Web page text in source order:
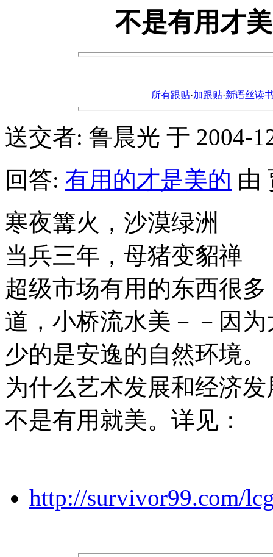
不是有用才
所有跟贴·加跟贴·新语丝读
送交者: 鲁晨光 于 2004-
回答: 有用的才是美的 由
寒夜篝火，沙漠绿洲
当兵三年，母猪变貂禅
超级市场有用的东西很
道，小桥流水美－－因
少的是安逸的自然环境。
为什么艺术发展和经济
不是有用就美。详见：
http://survivor99.com/